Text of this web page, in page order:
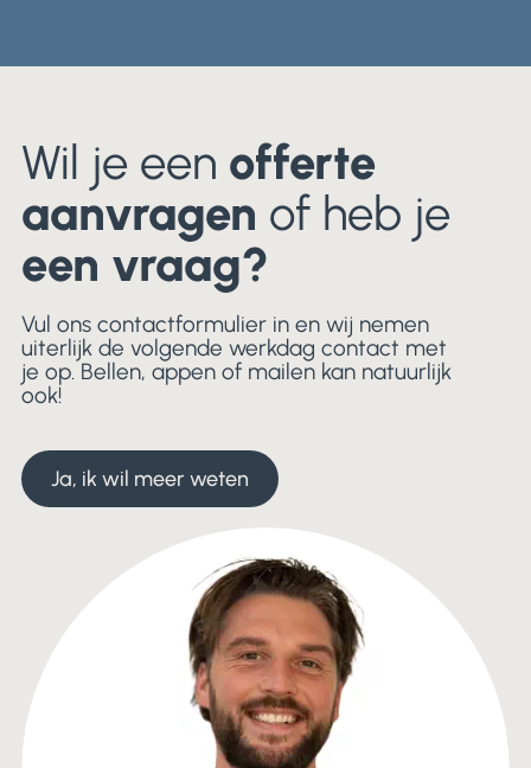
Wil je een offerte
aanvragen of heb je
een vraag?
Vul ons contactformulier in en wij nemen
uiterlijk de volgende werkdag contact met
je op. Bellen, appen of mailen kan natuurlijk
ook!
Ja, ik wil meer weten